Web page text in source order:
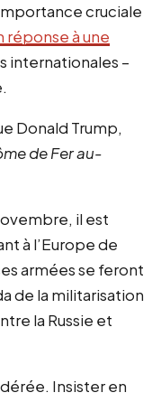
cruciale
réponse à une
internationales –
Donald Trump,
de Fer au-
il est
à l’Europe de
armées se feront
de la militarisation
la Russie et
Insister en